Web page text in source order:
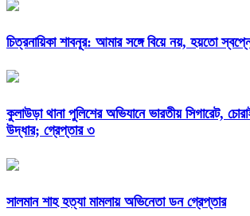
চিত্রনায়িকা শাবনূর: আমার সঙ্গে বিয়ে নয়, হয়তো
কুলাউড়া থানা পুলিশের অভিযানে ভারতীয় সিগারেট,
উদ্ধার; গ্রেপ্তার ৩
সালমান শাহ হত্যা মামলায় অভিনেতা ডন গ্রেপ্তার